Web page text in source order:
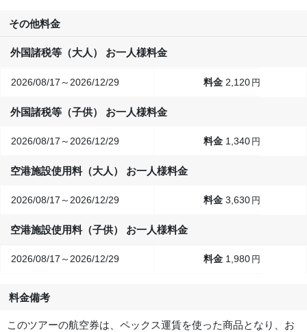
その他料金
外国諸税等（大人） お一人様料金
2026/08/17～2026/12/29 2,120 円
外国諸税等（子供） お一人様料金
2026/08/17～2026/12/29 1,340 円
空港施設使用料（大人） お一人様料金
2026/08/17～2026/12/29 3,630 円
空港施設使用料（子供） お一人様料金
2026/08/17～2026/12/29 1,980 円
料金備考
このツアーの航空券は、ペックス運賃を使った商品となり、お